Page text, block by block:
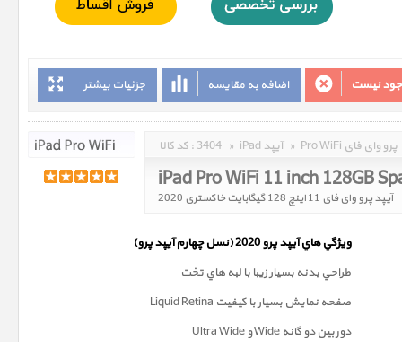
جزئیات بیشتر اضافه به مقایسه نیست
کد کالا : 3404 » iPad آیپد » Pro WiFi پرو وای فای
iPad Pro WiFi 11 inch 128GB
آیپد پرو وای فای 11 اینچ 128 گیگابایت خاکستری 2020
ويژگي هاي آيپد پرو 2020 ( نسل چهارمآيپد پرو)
طراحي بدنه بسيار زيبا با لبه هاي تخت
صفحه نمايش بسيار با کيفيت Liquid Retina
دوربين دو گانه Wide و Ultra Wide